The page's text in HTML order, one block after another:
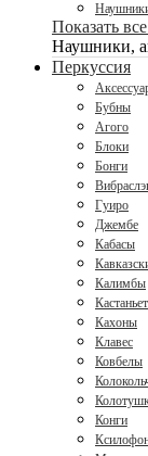
Показать
Наушники,
Перкуссия
Бубны
Агого
Блоки
Бонги
Гуиро
Джембе
Кабасы
Калимбы
Кахоны
Клавес
Ковбелы
Конги